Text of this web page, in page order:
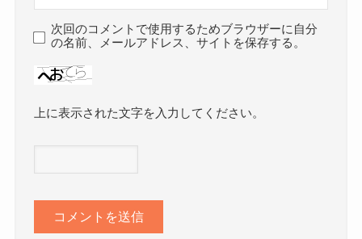
次回のコメントで使用するためブラウザーに自分
の名前、メールアドレス、サイトを保存する。
上に表示された文字を入力してください。